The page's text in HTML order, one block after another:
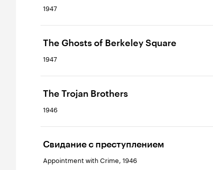
1947
The Ghosts of Berkeley Square
1947
The Trojan Brothers
1946
Свидание с преступлением
Appointment with Crime, 1946